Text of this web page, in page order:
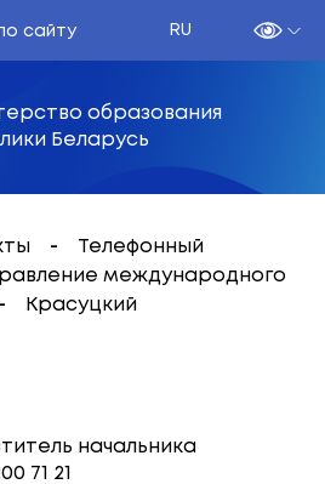
RU
образования
Беларусь
Телефонный
международного
Красуцкий
начальника
71 21